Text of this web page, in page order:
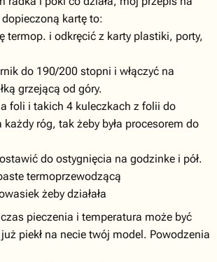
kartę to:
termop. i odkręcić z karty plastiki, porty,
do 190/200 stopni i włączyć na
grzejącą od góry.
foli i takich 4 kuleczkach z folii do
róg, tak żeby była procesorem do
do ostygnięcia na godzinke i pół.
termoprzewodzącą
żeby działała
pieczenia i temperatura może być
piekł na necie twój model. Powodzenia